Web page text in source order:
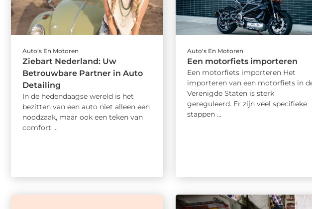
Auto's En Motoren
Ziebart Nederland: Uw
Betrouwbare Partner in Auto
Detailing
In de hedendaagse wereld is het
bezitten van een auto niet alleen een
noodzaak, maar ook een teken van
comfort ...
Auto's En Motoren
Een motorfiets importeren
Een motorfiets importeren Het
importeren van een motorfiets in
Verenigde Staten is sterk
gereguleerd. Er zijn veel specifieke
stappen ...